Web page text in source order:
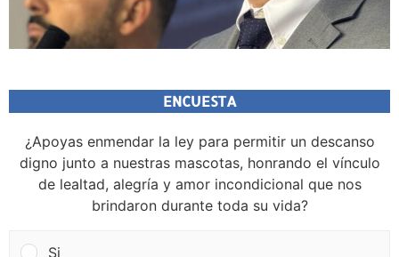
ENCUESTA
¿Apoyas enmendar la ley para permitir un descanso
digno junto a nuestras mascotas, honrando el vínculo
de lealtad, alegría y amor incondicional que nos
brindaron durante toda su vida?
Si